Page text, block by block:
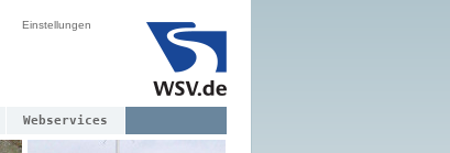
Einstellungen
Webservices